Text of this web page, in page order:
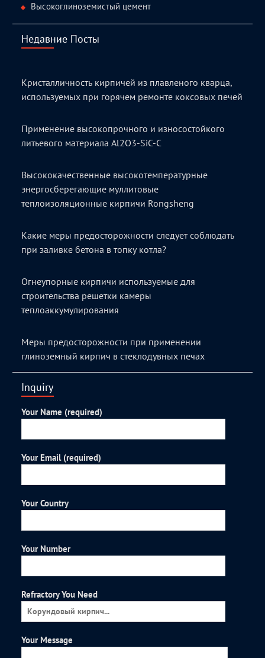
Высокоглиноземистый цемент
Недавние Посты
Кристалличность кирпичей из плавленого кварца,
используемых при горячем ремонте коксовых печей
Применение высокопрочного и износостойкого
литьевого материала Al2O3-SiC-C
Высококачественные высокотемпературные
энергосберегающие муллитовые
теплоизоляционные кирпичи Rongsheng
Какие меры предосторожности следует соблюдать
при заливке бетона в топку котла?
Огнеупорные кирпичи используемые для
строительства решетки камеры
теплоаккумулирования
Меры предосторожности при применении
глиноземный кирпич в стеклодувных печах
Inquiry
Your Name (required)
Your Email (required)
Your Country
Your Number
Refractory You Need
Your Message